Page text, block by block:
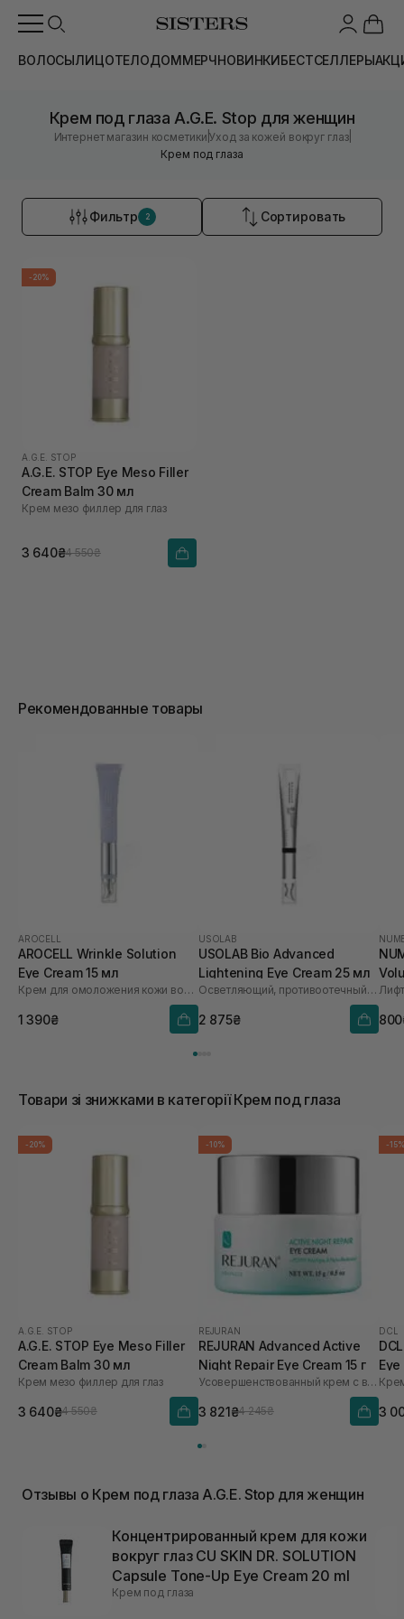
ВОЛОСЫЛИЦОТЕЛОДОММЕРЧНОВИНКИБЕСТСЕЛЛЕРЫ
Крем под глаза A.G.E. Stop для женщин
Интернет магазин косметики |Уход за кожей вокруг глаз|
Крем под глаза
Фильтр 2 Сортировать
-20%
A.G.E. STOP
A.G.E. STOP Eye Meso Filler
Cream Balm 30 мл
Крем мезо филлер для глаз
3 640₴4 550₴
Рекомендованные товары
AROCELL
AROCELL Wrinkle Solution
Eye Cream 15 мл
Крем для омоложения кожи вокруг глаз
1 390₴
USOLAB
USOLAB Bio Advanced
Lightening Eye Cream 25 мл
Осветляющий, противоотечный и омолаживающий крем для глаз
2 875₴
Товари зі знижками в категорії Крем под глаза
-20%
A.G.E. STOP
A.G.E. STOP Eye Meso Filler
Cream Balm 30 мл
Крем мезо филлер для глаз
3 640₴4 550₴
-10%
REJURAN
REJURAN Advanced Active
Night Repair Eye Cream 15 г
Усовершенствованный крем с витамином C для восстановления кожи вокруг глаз
3 821₴4 245₴
-
DCL
3
Отзывы о Крем под глаза A.G.E. Stop для женщин
Концентрированный крем для кожи
вокруг глаз CU SKIN DR. SOLUTION
Capsule Tone-Up Eye Cream 20 ml
Крем под глаза